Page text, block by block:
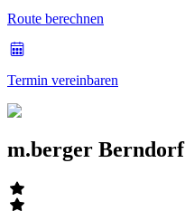
Route berechnen
Termin vereinbaren
m.berger Berndorf